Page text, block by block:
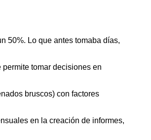
50%. Lo que antes tomaba días,
tomar decisiones en
bruscos) con factores
en la creación de informes,